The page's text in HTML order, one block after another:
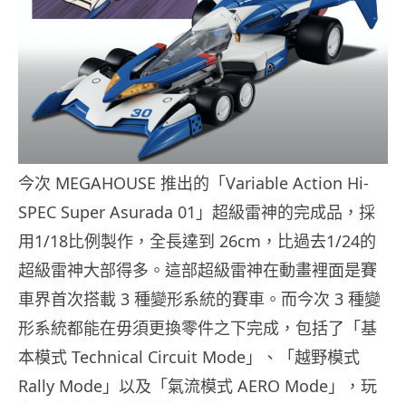
今次 MEGAHOUSE 推出的「Variable Action Hi-
SPEC Super Asurada 01」超級雷神的完成品，採
用1/18比例製作，全長達到 26cm，比過去1/24的
超級雷神大部得多。這部超級雷神在動畫裡面是賽
車界首次搭載 3 種變形系統的賽車。而今次 3 種變
形系統都能在毋須更換零件之下完成，包括了「基
本模式 Technical Circuit Mode」、「越野模式
Rally Mode」以及「氣流模式 AERO Mode」，玩